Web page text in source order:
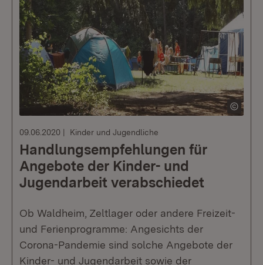
09.06.2020 Kinder und Jugendliche
Handlungsempfehlungen für
Angebote der Kinder- und
Jugendarbeit verabschiedet
Ob Waldheim, Zeltlager oder andere Freizeit-
und Ferienprogramme: Angesichts der
Corona-Pandemie sind solche Angebote der
Kinder- und Jugendarbeit sowie der